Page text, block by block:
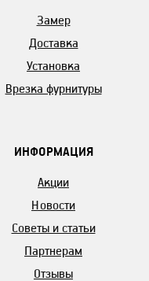
Замер
Доставка
Установка
Врезка фурнитуры
ИНФОРМАЦИЯ
Акции
Новости
Советы и статьи
Партнерам
Отзывы